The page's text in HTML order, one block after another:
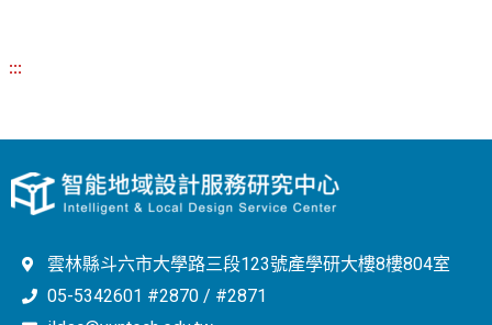
:::
雲林縣斗六市大學路三段123號產學研大樓8樓804室
05-5342601 #2870 / #2871